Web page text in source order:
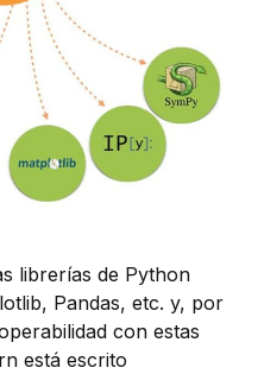
librerías de Python
Pandas, etc. y, por
con estas
está escrito